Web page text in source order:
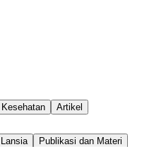
Artikel
Publikasi dan Materi